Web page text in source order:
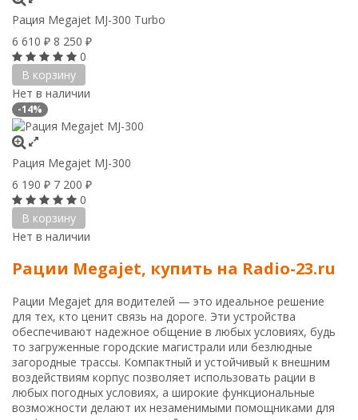
Рация Megajet MJ-300 Turbo
6 610 ₽ 8 250 ₽
0
В корзину
Нет в наличии
-14%
Рация Megajet MJ-300
6 190 ₽ 7 200 ₽
0
В корзину
Нет в наличии
Рации Megajet, купить на Radio-23.ru
Рации Megajet для водителей — это идеальное решение
для тех, кто ценит связь на дороге. Эти устройства
обеспечивают надежное общение в любых условиях, будь
то загруженные городские магистрали или безлюдные
загородные трассы. Компактный и устойчивый к внешним
воздействиям корпус позволяет использовать рации в
любых погодных условиях, а широкие функциональные
возможности делают их незаменимыми помощниками для